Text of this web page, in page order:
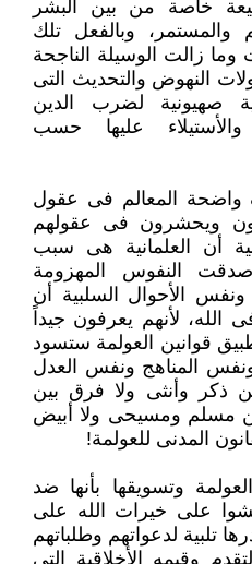
خاصة من بين البشر
والمستمر، وبالفعل تلك
وما زالت ‏الوسيلة الناجحة
النهوض والتحديث التى
صهيونية لضرب الدين
عليها حسب
واضحة المعالم فى عقول
ويحشرون فى عقولهم
‏أن العلمانية هى سبب
صدقت النفوس المهزومة
الأحوال السلبية أن
لأنهم يعرفون جيداً
قوانين العولمة ستسود
المناهج ونفس العدل
ذكر وأنثى ولا فرق بين
مسلم ومسيحى ولا ‏أبيض
المدنى للعولمة!‏
وتسويقها بأنها ضد
على خيرات الله على
تلبية لدعواتهم وطلباتهم
وقيمه الأخلاقية التى